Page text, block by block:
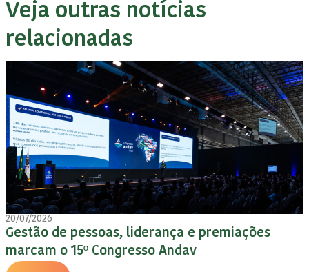
Veja outras notícias
relacionadas
e premiações
Andav
15º Congresso
Judicial e